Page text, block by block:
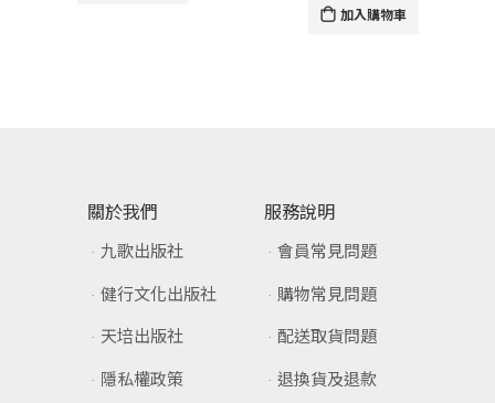
加入購物車
關於我們
九歌出版社
健行文化出版社
天培出版社
隱私權政策
服務說明
會員常見問題
購物常見問題
配送取貨問題
退換貨及退款